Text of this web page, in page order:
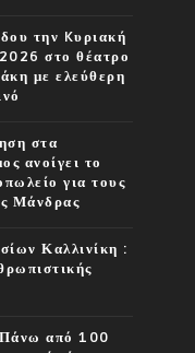
την Kυριακή
στο θέατρο
με ελεύθερη
στα
ανοίγει το
για τους
Μάνδρας
Καλλινίκη :
από 100